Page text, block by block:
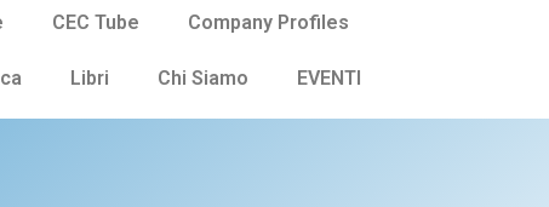
CEC Tube Company Profiles
Libri Chi Siamo EVENTI